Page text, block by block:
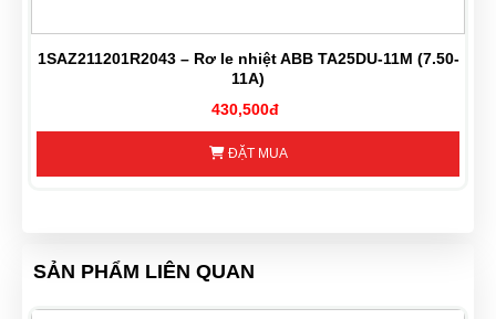
1SAZ211201R2043 – Rơ le nhiệt ABB TA25DU-11M (7.50-
11A)
430,500đ
ĐẶT MUA
SẢN PHẨM LIÊN QUAN